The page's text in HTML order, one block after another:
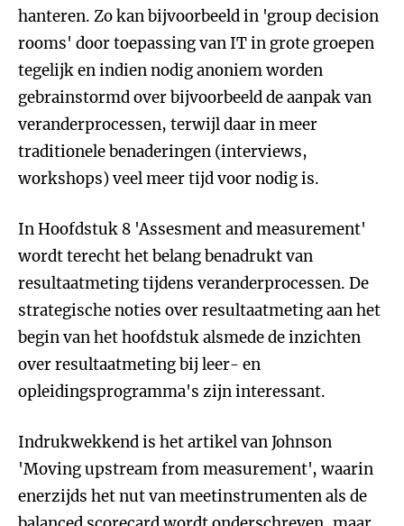
hanteren. Zo kan bijvoorbeeld in 'group decision
rooms' door toepassing van IT in grote groepen
tegelijk en indien nodig anoniem worden
gebrainstormd over bijvoorbeeld de aanpak van
veranderprocessen, terwijl daar in meer
traditionele benaderingen (interviews,
workshops) veel meer tijd voor nodig is.
In Hoofdstuk 8 'Assesment and measurement'
wordt terecht het belang benadrukt van
resultaatmeting tijdens veranderprocessen. De
strategische noties over resultaatmeting aan het
begin van het hoofdstuk alsmede de inzichten
over resultaatmeting bij leer- en
opleidingsprogramma's zijn interessant.
Indrukwekkend is het artikel van Johnson
'Moving upstream from measurement', waarin
enerzijds het nut van meetinstrumenten als de